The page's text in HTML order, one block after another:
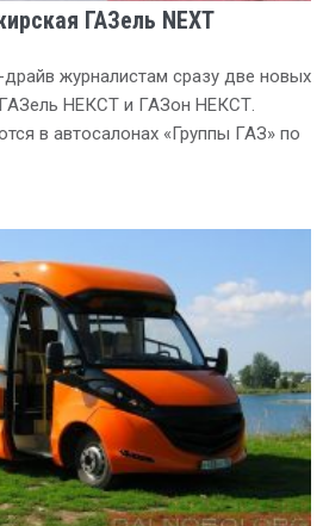
ГАЗель NEXT
драйв журналистам сразу две новых
НЕКСТ и ГАЗон НЕКСТ.
в автосалонах «Группы ГАЗ» по